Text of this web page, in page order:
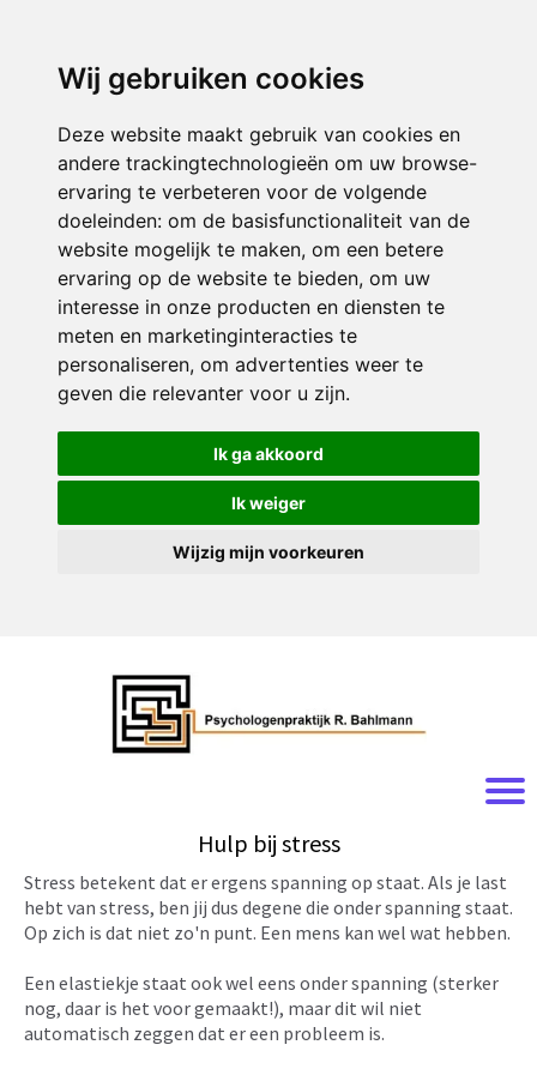
Wij gebruiken cookies
Deze website maakt gebruik van cookies en
andere trackingtechnologieën om uw browse-
ervaring te verbeteren voor de volgende
doeleinden: om de basisfunctionaliteit van de
website mogelijk te maken, om een betere
ervaring op de website te bieden, om uw
interesse in onze producten en diensten te
meten en marketinginteracties te
personaliseren, om advertenties weer te
geven die relevanter voor u zijn.
Ik ga akkoord
Ik weiger
Wijzig mijn voorkeuren
Hulp bij stress
Stress betekent dat er ergens spanning op staat. Als je last
hebt van stress, ben jij dus degene die onder spanning staat.
Op zich is dat niet zo'n punt. Een mens kan wel wat hebben.
Een elastiekje staat ook wel eens onder spanning (sterker
nog, daar is het voor gemaakt!), maar dit wil niet
automatisch zeggen dat er een probleem is.